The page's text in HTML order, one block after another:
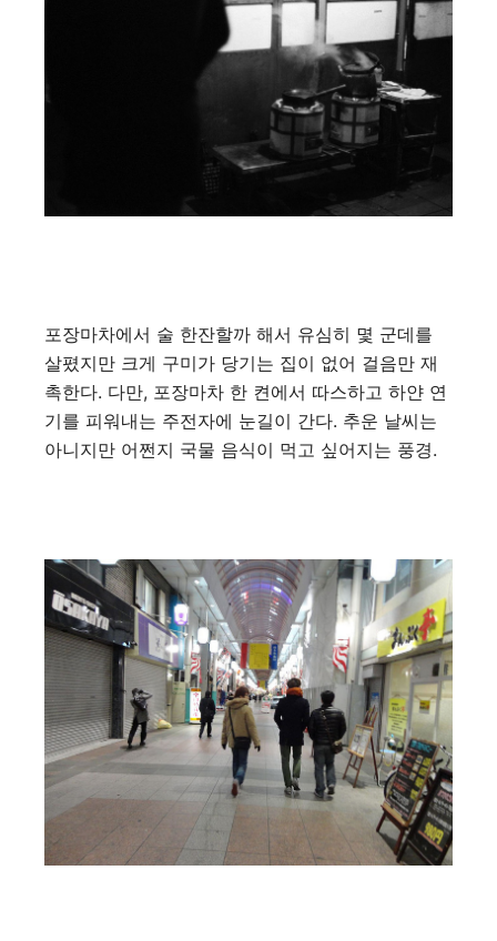
포장마차에서 술 한잔할까 해서 유심히 몇 군데를
살폈지만 크게 구미가 당기는 집이 없어 걸음만 재
촉한다. 다만, 포장마차 한 켠에서 따스하고 하얀 연
기를 피워내는 주전자에 눈길이 간다. 추운 날씨는
아니지만 어쩐지 국물 음식이 먹고 싶어지는 풍경.